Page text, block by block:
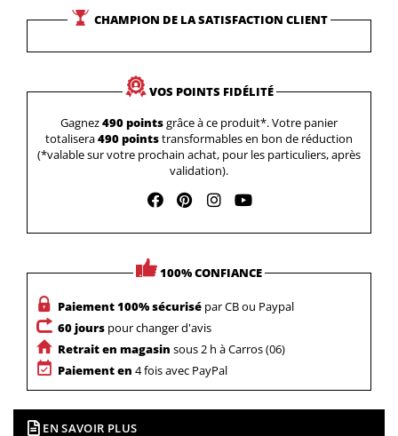
CHAMPION DE LA SATISFACTION CLIENT
VOS POINTS FIDÉLITÉ
Gagnez490 pointsgrâce à ce produit*. Votre panier
totalisera490 pointstransformables en bon de réduction
(*valable sur votre prochain achat, pour les particuliers, après
validation).
100% CONFIANCE
Paiement 100% sécurisé par CB ou Paypal
60 jours pour changer d'avis
Retrait en magasin sous 2 h à Carros (06)
Paiement en 4 fois avec PayPal
EN SAVOIR PLUS